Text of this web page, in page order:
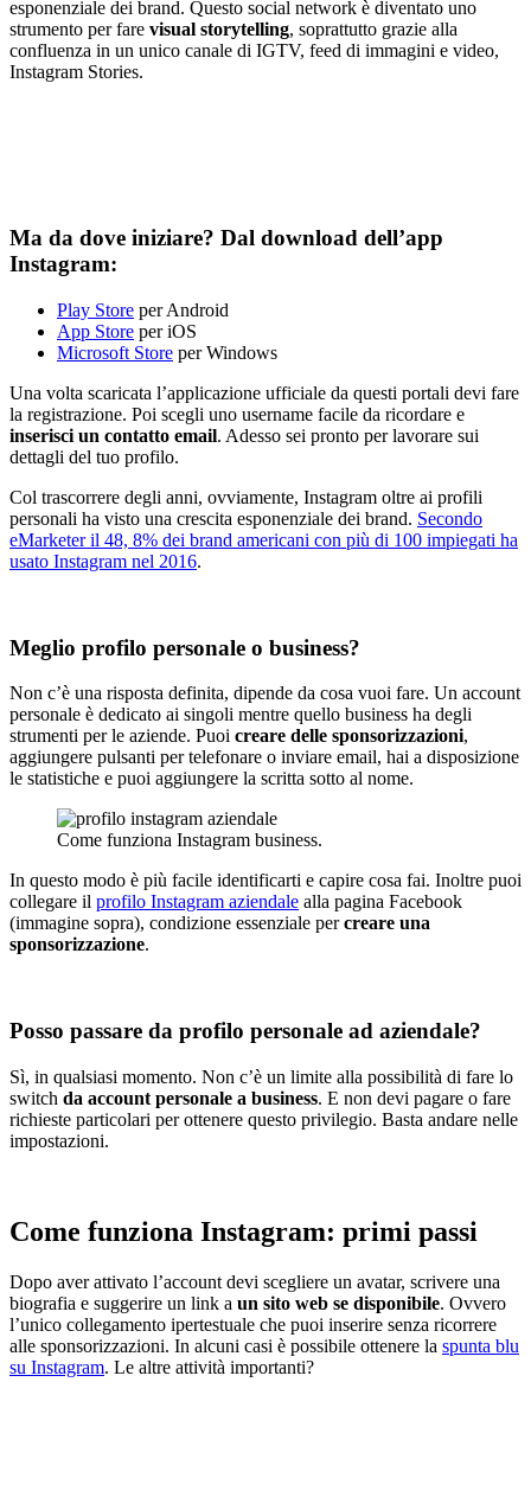
esponenziale dei brand. Questo social network è diventato uno
strumento per fare visual storytelling, soprattutto grazie alla
confluenza in un unico canale di IGTV, feed di immagini e video,
Instagram Stories.
Ma da dove iniziare? Dal download dell’app
Instagram:
Play Store per Android
App Store per iOS
Microsoft Store per Windows
Una volta scaricata l’applicazione ufficiale da questi portali devi fare
la registrazione. Poi scegli uno username facile da ricordare e
inserisci un contatto email. Adesso sei pronto per lavorare sui
dettagli del tuo profilo.
Col trascorrere degli anni, ovviamente, Instagram oltre ai profili
personali ha visto una crescita esponenziale dei brand. Secondo
eMarketer il 48, 8% dei brand americani con più di 100 impiegati ha
usato Instagram nel 2016.
Meglio profilo personale o business?
Non c’è una risposta definita, dipende da cosa vuoi fare. Un account
personale è dedicato ai singoli mentre quello business ha degli
strumenti per le aziende. Puoi creare delle sponsorizzazioni,
aggiungere pulsanti per telefonare o inviare email, hai a disposizione
le statistiche e puoi aggiungere la scritta sotto al nome.
Come funziona Instagram business.
In questo modo è più facile identificarti e capire cosa fai. Inoltre puoi
collegare il profilo Instagram aziendale alla pagina Facebook
(immagine sopra), condizione essenziale percreare una
sponsorizzazione.
Posso passare da profilo personale ad aziendale?
Sì, in qualsiasi momento. Non c’è un limite alla possibilità di fare lo
switch da account personale a business. E non devi pagare o fare
richieste particolari per ottenere questo privilegio. Basta andare nelle
impostazioni.
Come funziona Instagram: primi passi
Dopo aver attivato l’account devi scegliere un avatar, scrivere una
biografia e suggerire un link a un sito web se disponibile. Ovvero
l’unico collegamento ipertestuale che puoi inserire senza ricorrere
alle sponsorizzazioni. In alcuni casi è possibile ottenere la spunta blu
su Instagram. Le altre attività importanti?